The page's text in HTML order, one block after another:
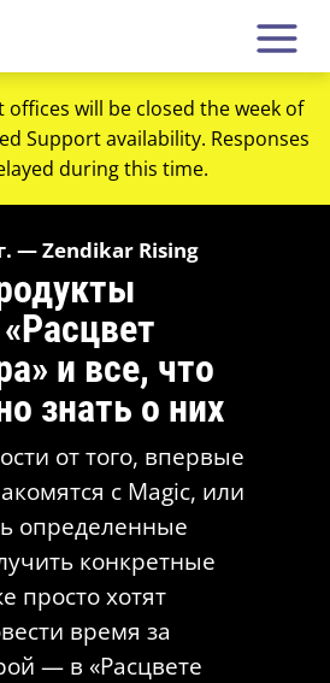
offices will be closed the week of
Support availability. Responses
during this time.
— Zendikar Rising
и все, что
знать о них
от того, впервые
с Magic, или
определенные
конкретные
просто хотят
время за
— в «Расцвете